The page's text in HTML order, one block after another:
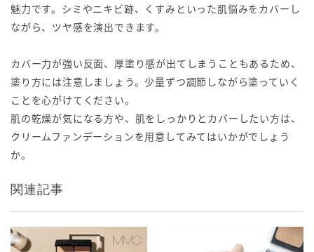
魅力です。シミやニキビ跡、くすみといった肌悩みをカバーし
ながら、ツヤ感を演出できます。
カバー力が強い反面、厚塗り感が出てしまうこともあるため、
塗り方には注意しましょう。少量ずつ調節しながら塗っていく
ことを心がけてください。
肌の乾燥が気になる方や、肌をしっかりとカバーしたい方は、
クリームファンデーションを用意してみてはいかがでしょう
か。
関連記事